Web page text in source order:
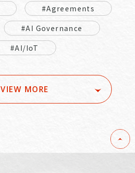
#Agreements
#AI Governance
#AI/IoT
VIEW MORE